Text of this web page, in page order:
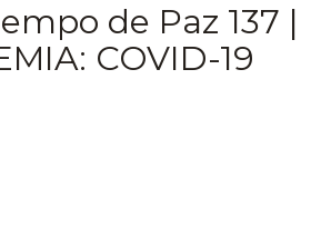
de Paz 137 |
COVID-19